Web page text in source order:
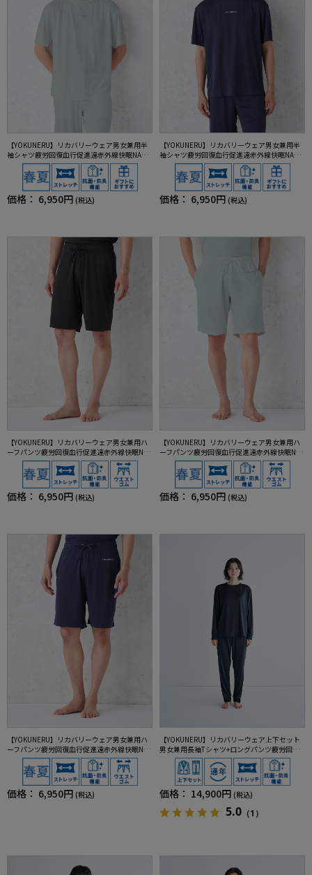
【YOKUNERU】リカバリーウェア男女兼用半
袖シャツ疲労回復血行促進遠赤外線快眠NANO
MIX(R)【一般医療機器】SS～LLサイズ
価格： 6,950円 (税込)
【YOKUNERU】リカバリーウェア男女兼用半
袖シャツ疲労回復血行促進遠赤外線快眠NANO
MIX(R)【一般医療機器】SS～LLサイズ
価格： 6,950円 (税込)
【YOKUNERU】リカバリーウェア男女兼用ハ
ーフパンツ疲労回復血行促進遠赤外線快眠NA
NOMIX(R)【一般医療機器】SS～LLサイズ
価格： 6,950円 (税込)
【YOKUNERU】リカバリーウェア男女兼用ハ
ーフパンツ疲労回復血行促進遠赤外線快眠NA
NOMIX(R)【一般医療機器】SS～LLサイズ
価格： 6,950円 (税込)
【YOKUNERU】リカバリーウェア男女兼用ハ
ーフパンツ疲労回復血行促進遠赤外線快眠NA
NOMIX(R)【一般医療機器】SS～LLサイズ
価格： 6,950円 (税込)
【YOKUNERU】リカバリーウェア上下セット
男女兼用長袖Tシャツ+ロングパンツ疲労回復
血行促進遠赤外線快眠NANOMIX(R)【一般医療
機器】SS～LLサイズ
価格： 14,900円 (税込)
5.0 （1）